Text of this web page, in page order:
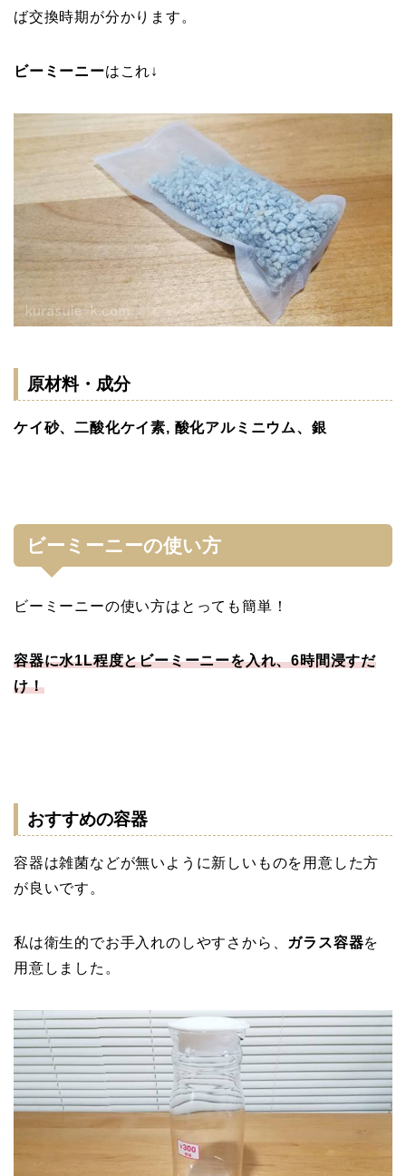
ば交換時期が分かります。
ビーミーニーはこれ↓
原材料・成分
ケイ砂、二酸化ケイ素, 酸化アルミニウム、銀
ビーミーニーの使い方
ビーミーニーの使い方はとっても簡単！
容器に水1L程度とビーミーニーを入れ、6時間浸すだ
け！
おすすめの容器
容器は雑菌などが無いように新しいものを用意した方
が良いです。
私は衛生的でお手入れのしやすさから、 ガラス容器を
用意しました。